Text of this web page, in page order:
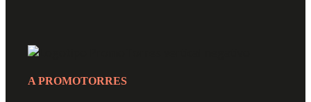
A PROMOTORRES